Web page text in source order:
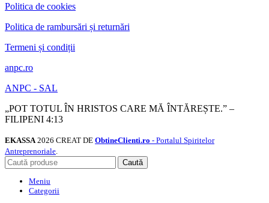
Politica de cookies
Politica de rambursări și returnări
Termeni și condiții
anpc.ro
ANPC - SAL
„POT TOTUL ÎN HRISTOS CARE MĂ ÎNTĂREȘTE.” –
FILIPENI 4:13
EKASSA 2026 CREAT DE ObtineClienti.ro - Portalul Spiritelor
Antreprenoriale
Caută
Meniu
Categorii